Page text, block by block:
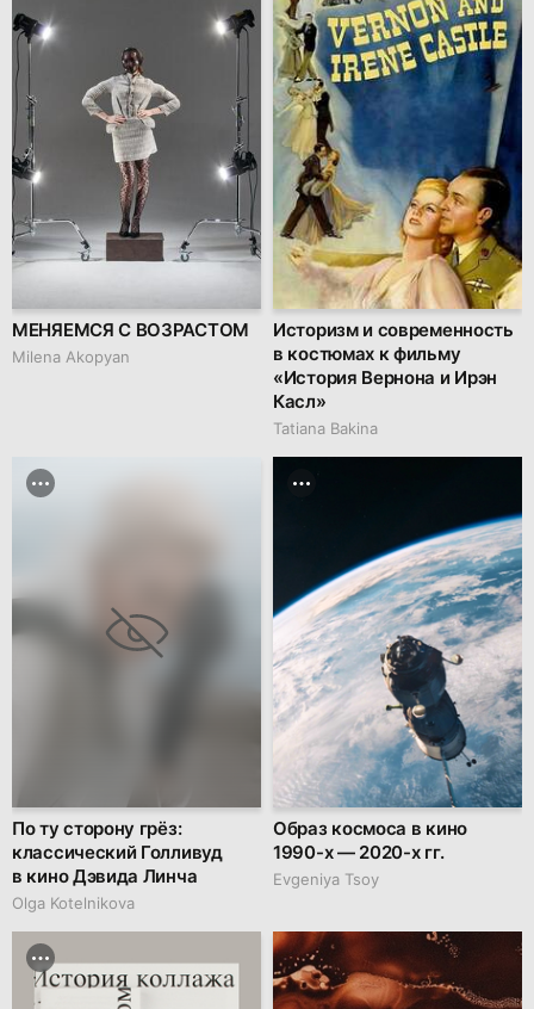
МЕНЯЕМСЯ С ВОЗРАСТОМ
Milena Akopyan
Историзм и современность
в костюмах к фильму
«История Вернона и Ирэн
Касл»
Tatiana Bakina
По ту сторону грёз:
классический Голливуд
в кино Дэвида Линча
Olga Kotelnikova
Образ космоса в кино
1990-х — 2020-х гг.
Evgeniya Tsoy